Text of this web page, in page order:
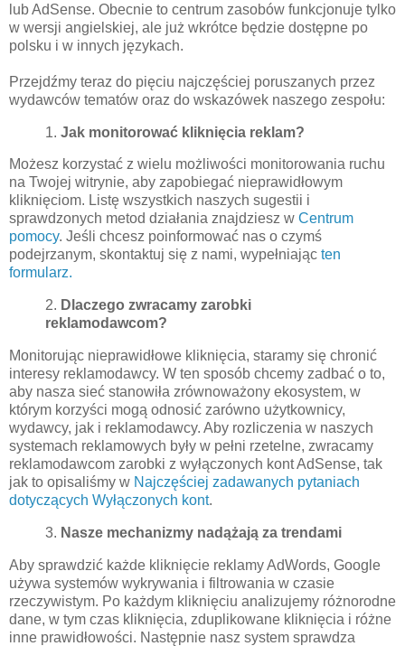
lub AdSense. Obecnie to centrum zasobów funkcjonuje tylko
w wersji angielskiej, ale już wkrótce będzie dostępne po
polsku i w innych językach.
Przejdźmy teraz do pięciu najczęściej poruszanych przez
wydawców tematów oraz do wskazówek naszego zespołu:
1. Jak monitorować kliknięcia reklam?
Możesz korzystać z wielu możliwości monitorowania ruchu
na Twojej witrynie, aby zapobiegać nieprawidłowym
kliknięciom. Listę wszystkich naszych sugestii i
sprawdzonych metod działania znajdziesz w Centrum
pomocy. Jeśli chcesz poinformować nas o czymś
podejrzanym, skontaktuj się z nami, wypełniając ten
formularz.
2. Dlaczego zwracamy zarobki
reklamodawcom?
Monitorując nieprawidłowe kliknięcia, staramy się chronić
interesy reklamodawcy. W ten sposób chcemy zadbać o to,
aby nasza sieć stanowiła zrównoważony ekosystem, w
którym korzyści mogą odnosić zarówno użytkownicy,
wydawcy, jak i reklamodawcy. Aby rozliczenia w naszych
systemach reklamowych były w pełni rzetelne, zwracamy
reklamodawcom zarobki z wyłączonych kont AdSense, tak
jak to opisaliśmy w Najczęściej zadawanych pytaniach
dotyczących Wyłączonych kont.
3. Nasze mechanizmy nadążają za trendami
Aby sprawdzić każde kliknięcie reklamy AdWords, Google
używa systemów wykrywania i filtrowania w czasie
rzeczywistym. Po każdym kliknięciu analizujemy różnorodne
dane, w tym czas kliknięcia, zduplikowane kliknięcia i różne
inne prawidłowości. Następnie nasz system sprawdza